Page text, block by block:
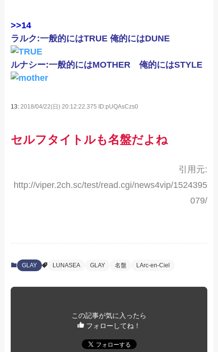
>>14
ラルク:一般的にはTRUE 俺的にはDUNE
ルナシー:一般的にはMOTHER 俺的にはSTYLE
13:2018/04/22(日) 20:12:22.375 ID:pUQAsCzs0
セルフタイトルも名盤だよね
引用元:
http://viper.2ch.sc/test/read.cgi/news4vip/1524395
079/
GLAY LUNASEA GLAY 名盤 LArc-en-Ciel
この記事が気に入ったら
フォローしてね！